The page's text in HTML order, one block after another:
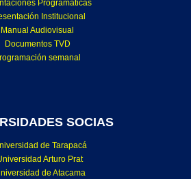
Programáticas
Institucional
Manual Audiovisual
Documentos TVD
semanal
SOCIAS
de Tarapacá
Arturo Prat
de Atacama